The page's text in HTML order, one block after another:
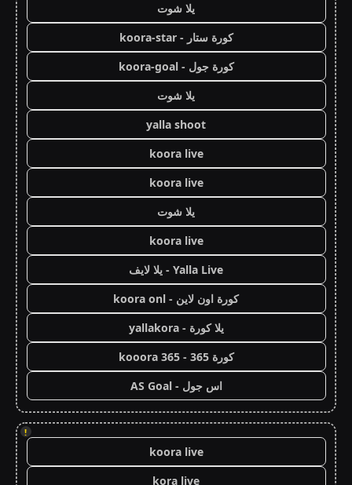
يلا شوت
كورة ستار - koora-star
كورة جول - koora-goal
يلا شوت
yalla shoot
koora live
koora live
يلا شوت
koora live
Yalla Live - يلا لايف
كورة اون لاين - koora onl
يلا كورة - yallakora
كورة 365 - kooora 365
اس جول - AS Goal
!
koora live
kora live